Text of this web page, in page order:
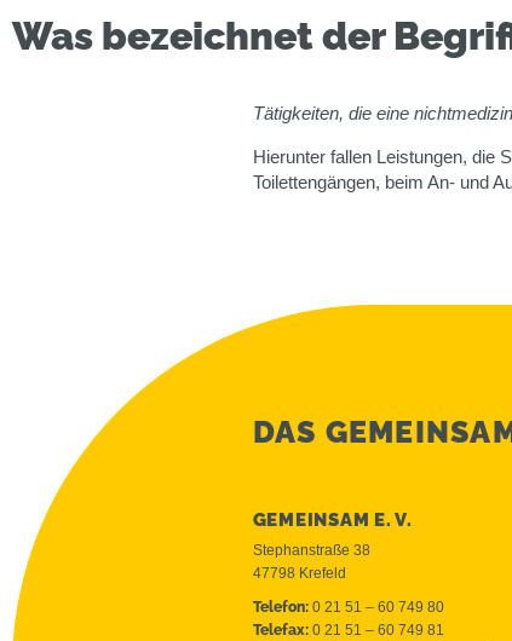
Was bezeichnet der
Tätigkeiten, die eine
Hierunter fallen Leistungen, die
Toilettengängen, beim An- und
DAS
GEMEINSAM E. V.
Stephanstraße 38
47798 Krefeld
Telefon:0 21 51 – 60 749 80
Telefax:0 21 51 – 60 749 81